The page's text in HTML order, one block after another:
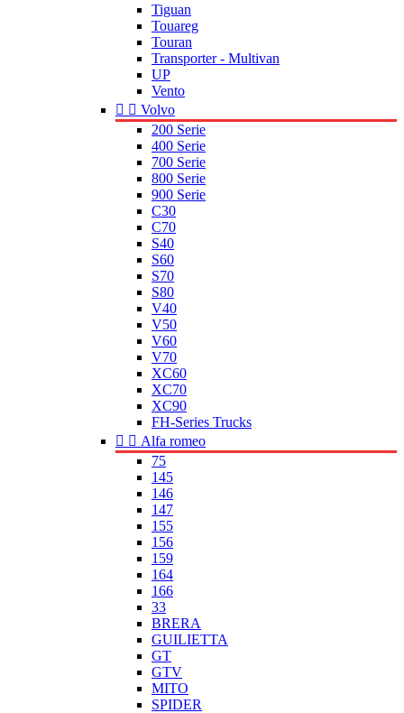
Tiguan
Touareg
Touran
Transporter - Multivan
UP
Vento
  Volvo
200 Serie
400 Serie
700 Serie
800 Serie
900 Serie
C30
C70
S40
S60
S70
S80
V40
V50
V60
V70
XC60
XC70
XC90
FH-Series Trucks
  Alfa romeo
75
145
146
147
155
156
159
164
166
33
BRERA
GUILIETTA
GT
GTV
MITO
SPIDER